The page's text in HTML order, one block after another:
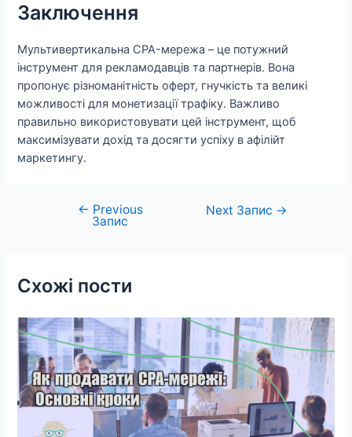
Заключення
Мультивертикальна CPA-мережа – це потужний
інструмент для рекламодавців та партнерів. Вона
пропонує різноманітність оферт, гнучкість та великі
можливості для монетизації трафіку. Важливо
правильно використовувати цей інструмент, щоб
максимізувати дохід та досягти успіху в афілійт
маркетингу.
Навігація
← Previous
Запис
Next Запис →
Схожі пости